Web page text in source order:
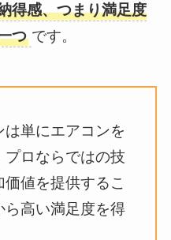
得感、つまり満足度
つ です。
単にエアコンを
ロならではの技
値を提供するこ
ら高い満足度を得